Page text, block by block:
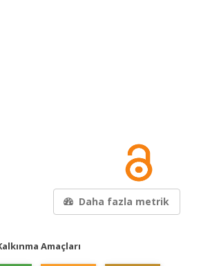
Daha fazla metrik
Amaçları